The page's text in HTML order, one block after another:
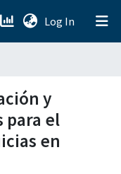
Log In (current)
y
para el
en